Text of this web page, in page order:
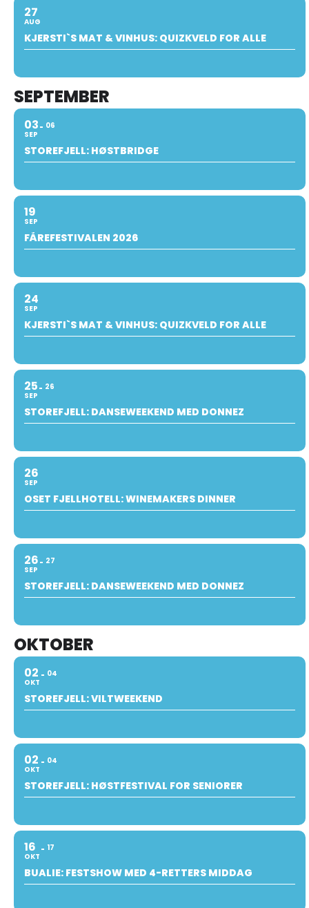
27
AUG
KJERSTI`S MAT & VINHUS: QUIZKVELD FOR ALLE
SEPTEMBER
03
SEP
06
STOREFJELL: HØSTBRIDGE
19
SEP
FÅREFESTIVALEN 2026
24
SEP
KJERSTI`S MAT & VINHUS: QUIZKVELD FOR ALLE
25
SEP
26
STOREFJELL: DANSEWEEKEND MED DONNEZ
26
SEP
OSET FJELLHOTELL: WINEMAKERS DINNER
26
SEP
27
STOREFJELL: DANSEWEEKEND MED DONNEZ
OKTOBER
02
OKT
04
STOREFJELL: VILTWEEKEND
02
OKT
04
STOREFJELL: HØSTFESTIVAL FOR SENIORER
16
OKT
17
BUALIE: FESTSHOW MED 4-RETTERS MIDDAG